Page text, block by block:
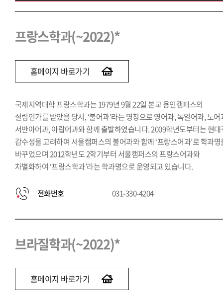
프랑스학과(~2022)
인도학과(~2022)
프랑스학과(~2022)*
홈페이지 바로가기
국제지역대학 프랑스학과는 1979년 9월 22일 본교 용인캠퍼스의
설립인가를 받았을 당시, ‘불어과’라는 명칭으로 영어과, 독일어과, 노어
서반아어과, 아랍어과와 함께 출발하였습니다. 2009학년도부터는 현대
감수성을 고려하여 서울캠퍼스의 불어과와 함께 ‘프랑스어과’로 학과명
바꾸었으며 2012학년도 2학기부터 서울캠퍼스의 프랑스어과와
차별화하여 ‘프랑스학과’라는 학과명으로 운영되고 있습니다.
전화번호 031-330-4204
브라질학과(~2022)*
홈페이지 바로가기